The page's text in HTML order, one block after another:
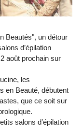
Beautés", un détour
d’épilation
août prochain sur
les
en Beauté, débutent
que ce soit sur
salons d’épilation